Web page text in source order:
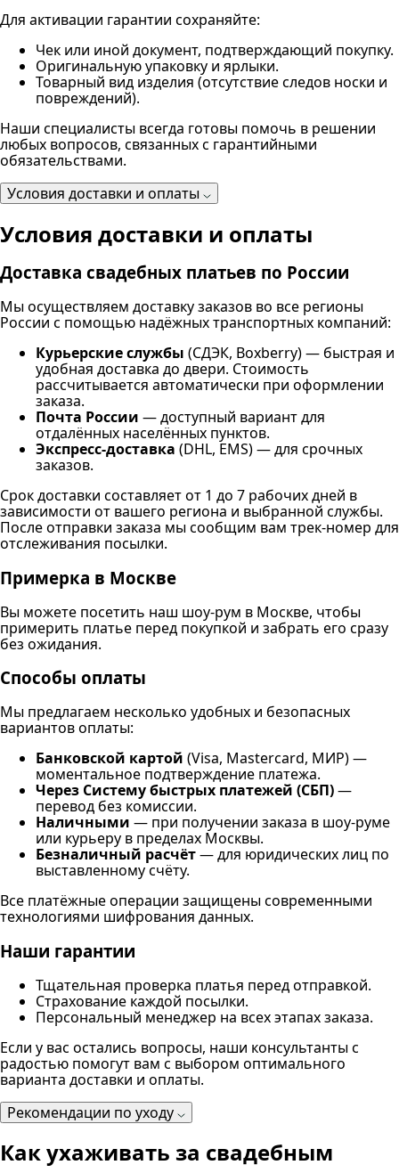
Для активации гарантии сохраняйте:
Чек или иной документ, подтверждающий покупку.
Оригинальную упаковку и ярлыки.
Товарный вид изделия (отсутствие следов носки и
повреждений).
Наши специалисты всегда готовы помочь в решении
любых вопросов, связанных с гарантийными
обязательствами.
Условия доставки и оплаты
Условия доставки и оплаты
Доставка свадебных платьев по России
Мы осуществляем доставку заказов во все регионы
России с помощью надёжных транспортных компаний:
Курьерские службы (СДЭК, Boxberry) — быстрая и
удобная доставка до двери. Стоимость
рассчитывается автоматически при оформлении
заказа.
Почта России — доступный вариант для
отдалённых населённых пунктов.
Экспресс-доставка (DHL, EMS) — для срочных
заказов.
Срок доставки составляет от 1 до 7 рабочих дней в
зависимости от вашего региона и выбранной службы.
После отправки заказа мы сообщим вам трек-номер для
отслеживания посылки.
Примерка в Москве
Вы можете посетить наш шоу-рум в Москве, чтобы
примерить платье перед покупкой и забрать его сразу
без ожидания.
Способы оплаты
Мы предлагаем несколько удобных и безопасных
вариантов оплаты:
Банковской картой (Visa, Mastercard, МИР) —
моментальное подтверждение платежа.
Через Систему быстрых платежей (СБП)—
перевод без комиссии.
Наличными — при получении заказа в шоу-руме
или курьеру в пределах Москвы.
Безналичный расчёт— для юридических лиц по
выставленному счёту.
Все платёжные операции защищены современными
технологиями шифрования данных.
Наши гарантии
Тщательная проверка платья перед отправкой.
Страхование каждой посылки.
Персональный менеджер на всех этапах заказа.
Если у вас остались вопросы, наши консультанты с
радостью помогут вам с выбором оптимального
варианта доставки и оплаты.
Рекомендации по уходу
Как ухаживать за свадебным